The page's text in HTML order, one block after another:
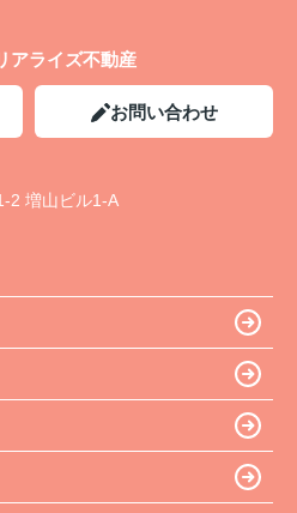
アライズ不動産
お問い合わせ
2 増山ビル1-A